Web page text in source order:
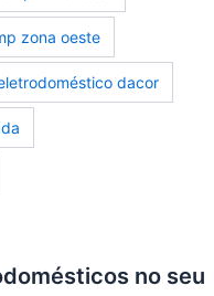
zona oeste
dacor
no seu